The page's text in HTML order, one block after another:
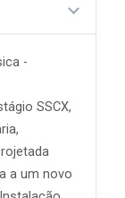
sem juros
-
SSCX,
a um novo